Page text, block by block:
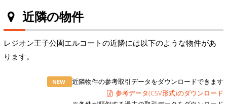
近隣の物件
レジオン王子公園エルコートの近隣には以下のような物件があ
ります。
NEW
近隣物件の参考取引データをダウンロードできます
参考データ(CSV形式)のダウンロード